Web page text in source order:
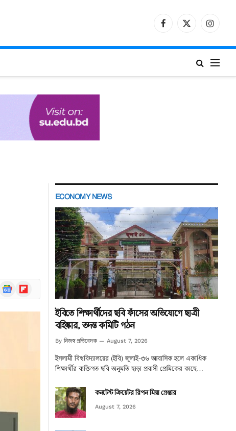
Facebook
X
Google
News
Flipboard
ECONOMY NEWS
ইবিতে শিক্ষার্থীদের ছবি ফাঁসের অভিযোগে ছাত্রী
বহিষ্কার, তদন্ত কমিটি গঠন
By নিজস্ব প্রতিবেদক August 7, 2026
ইসলামী বিশ্ববিদ্যালয়ের (ইবি) জুলাই-৩৬ আবাসিক হলে একাধিক
শিক্ষার্থীর ব্যক্তিগত ছবি অনুমতি ছাড়া প্রবাসী প্রেমিকের কাছে…
কনটেন্ট ক্রিয়েটর রিপন মিয়া গ্রেপ্তার
August 7, 2026